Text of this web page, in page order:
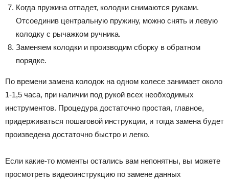
Когда пружина отпадет, колодки снимаются руками.
Отсоединив центральную пружину, можно снять и левую
колодку с рычажком ручника.
Заменяем колодки и производим сборку в обратном
порядке.
По времени замена колодок на одном колесе занимает около
1-1,5 часа, при наличии под рукой всех необходимых
инструментов. Процедура достаточно простая, главное,
придерживаться пошаговой инструкции, и тогда замена будет
произведена достаточно быстро и легко.
Если какие-то моменты остались вам непонятны, вы можете
просмотреть видеоинструкцию по замене данных